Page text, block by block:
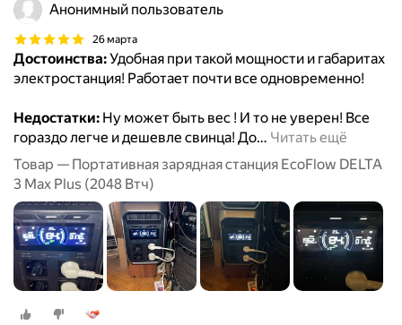
Анонимный пользователь
26 марта
Достоинства:Удобная при такой мощности и габаритах
электростанция! Работает почти все одновременно!
Недостатки: Ну может быть вес ! И то не уверен! Все
гораздо легче и дешевле свинца! До… Читать ещё
Товар — Портативная зарядная станция EcoFlow DELTA
3 Max Plus (2048 Втч)